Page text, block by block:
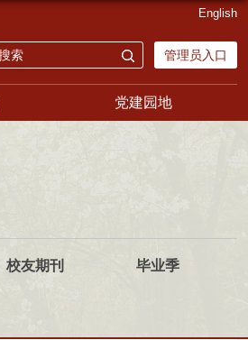
管理员入口
English
党建园地
校友期刊 毕业季